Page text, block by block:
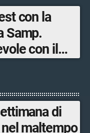
Samp.
con il
di
maltempo